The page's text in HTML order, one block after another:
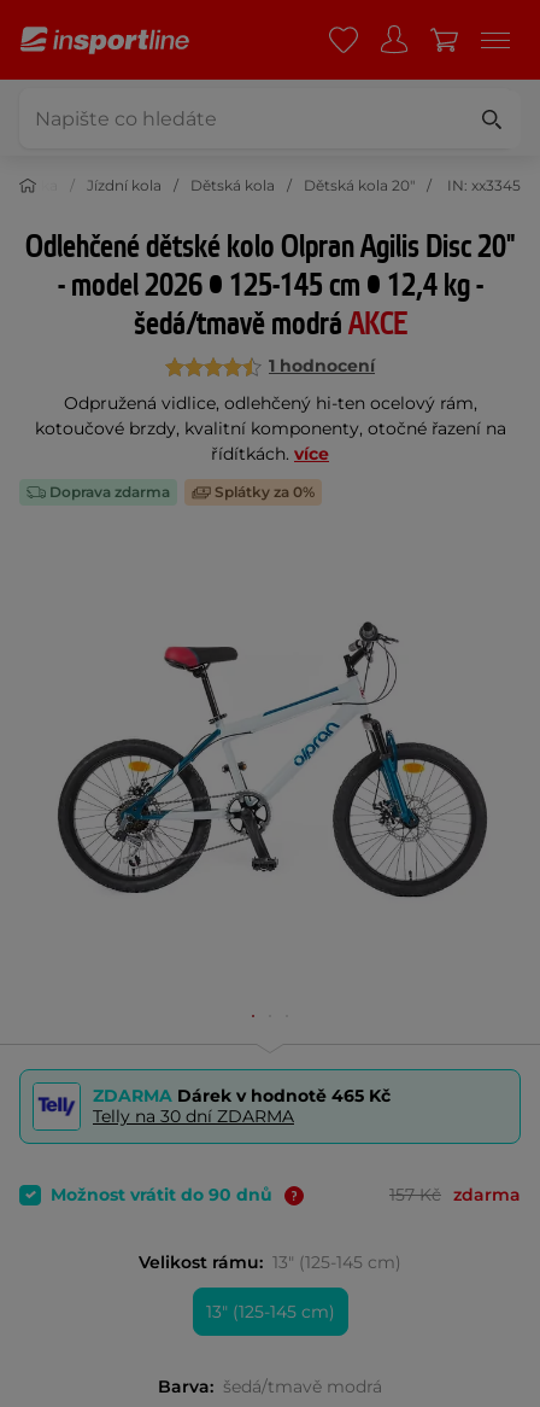
Jízdní kola Dětská kola Dětská kola 20" IN: xx3345
Odlehčené dětské kolo Olpran Agilis Disc 20"
- model 2026 • 125-145 cm • 12,4 kg -
šedá/tmavě modráAKCE
1 hodnocení
Odpružená vidlice, odlehčený hi-ten ocelový rám,
kotoučové brzdy, kvalitní komponenty, otočné řazení na
řídítkách. více
Doprava zdarma Splátky za 0%
ZDARMA Dárek v hodnotě 465 Kč
Telly na 30 dní ZDARMA
Možnost vrátit do 90 dnů 157 Kč zdarma
Velikost rámu: 13" (125-145 cm)
13" (125-145 cm)
Barva: šedá/tmavě modrá